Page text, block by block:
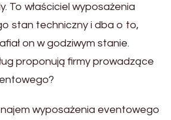
To właściciel wyposażenia
stan techniczny i dba o to,
on w godziwym stanie.
proponują firmy prowadzące
wyposażenia eventowego